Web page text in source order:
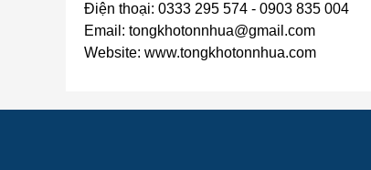
Điện thoại: 0333 295 574 - 0903 835 004
Email: tongkhotonnhua@gmail.com
Website: www.tongkhotonnhua.com